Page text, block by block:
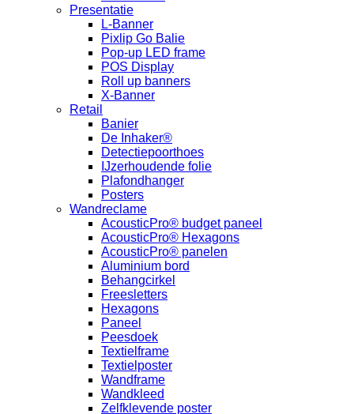
Presentatie
L-Banner
Pixlip Go Balie
Pop-up LED frame
POS Display
Roll up banners
X-Banner
Retail
Banier
De Inhaker®
Detectiepoorthoes
IJzerhoudende folie
Plafondhanger
Posters
Wandreclame
AcousticPro® budget paneel
AcousticPro® Hexagons
AcousticPro® panelen
Aluminium bord
Behangcirkel
Freesletters
Hexagons
Paneel
Peesdoek
Textielframe
Textielposter
Wandframe
Wandkleed
Zelfklevende poster